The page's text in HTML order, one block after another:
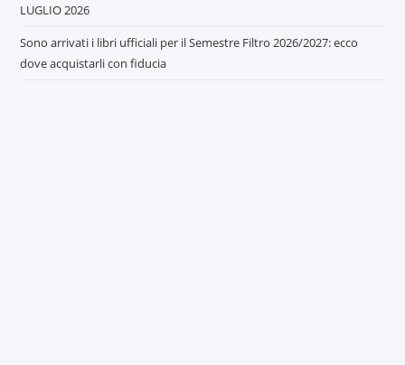
LUGLIO 2026
Sono arrivati i libri ufficiali per il Semestre Filtro 2026/2027: ecco
dove acquistarli con fiducia